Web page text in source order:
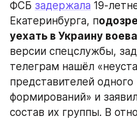
ФСБ задержала 19-
Екатеринбурга, п
уехать в Украину
версии спецслужбы,
телеграм нашёл
представителей
формирований» и
состав их группы. В